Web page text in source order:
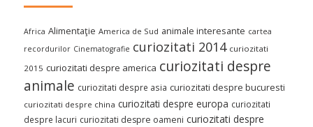
Africa Alimentaţie America de Sud animale interesante cartea
recordurilor Cinematografie curiozitati 2014 curiozitati
2015 curiozitati despre america curiozitati despre
animale curiozitati despre asia curiozitati despre bucuresti
curiozitati despre china curiozitati despre europa curiozitati
despre lacuri curiozitati despre oameni curiozitati despre